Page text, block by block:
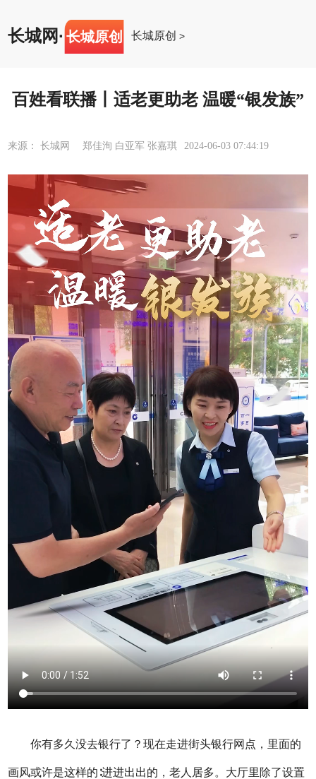
长城网· 长城原创 长城原创 >
百姓看联播丨适老更助老 温暖“银发族”
来源： 长城网 郑佳洵 白亚军 张嘉琪 2024-06-03 07:44:19
你有多久没去银行了？现在走进街头银行网点，里面的
画风或许是这样的∶进进出出的，老人居多。大厅里除了设置